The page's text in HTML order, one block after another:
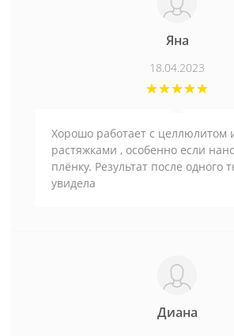
Яна
18.04.2023
Хорошо работает с целлюлитом
растяжками , особенно если
плёнку. Результат после одного
увидела
Диана